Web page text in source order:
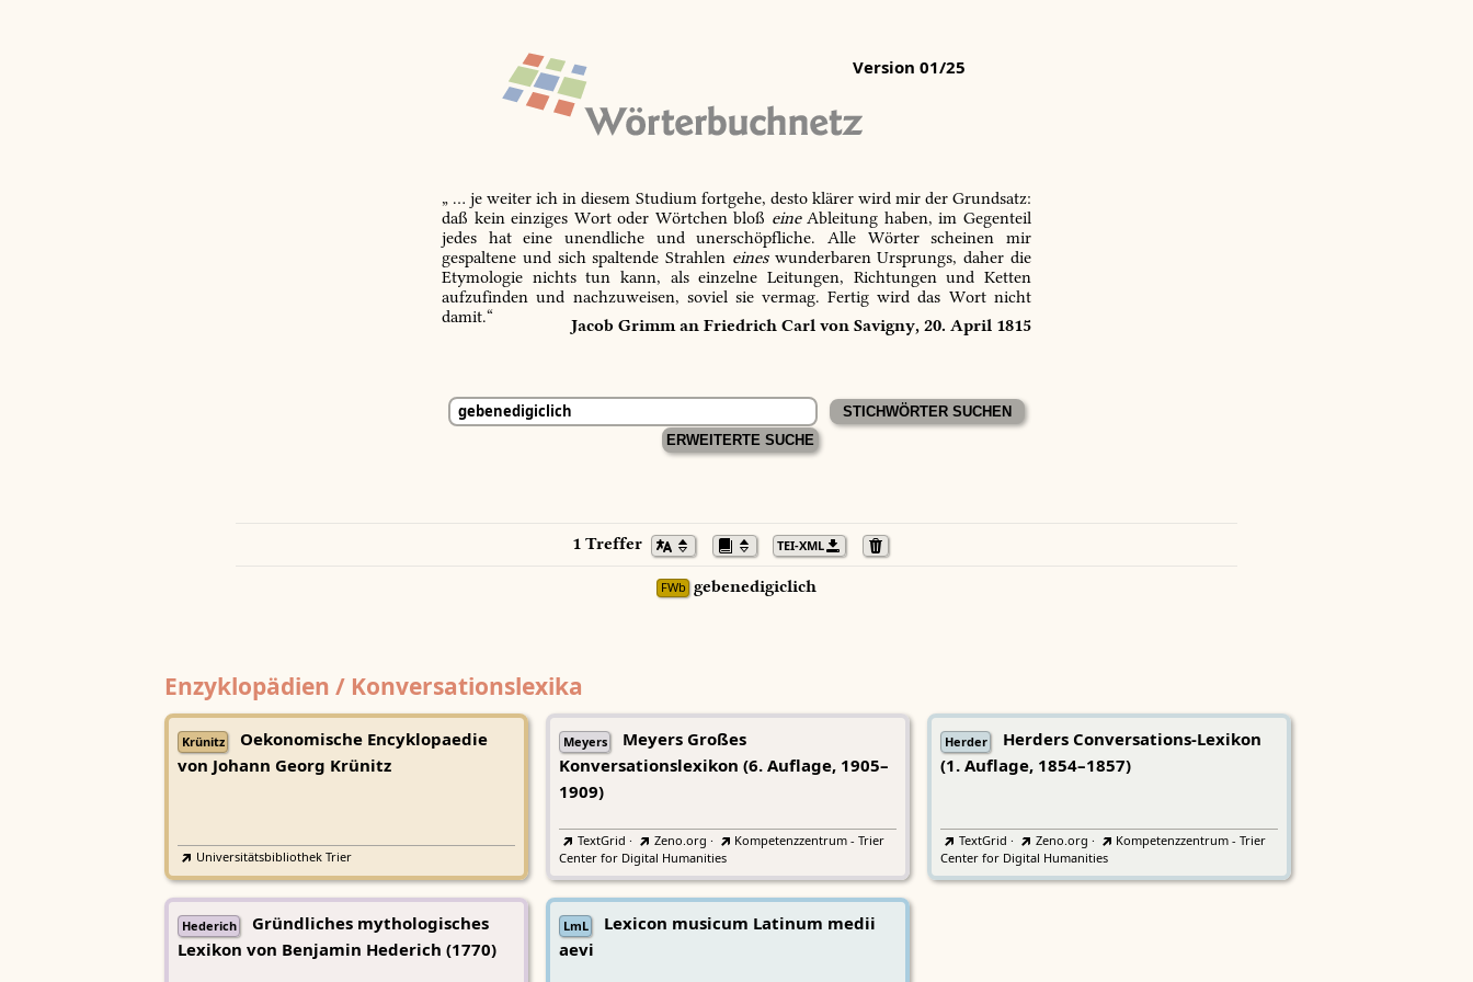
Version 01/25
„ … je weiter ich in diesem Studium fortgehe, desto klärer wird mir der Grundsatz:
daß kein einziges Wort oder Wörtchen bloß eineAbleitung haben, im Gegenteil
jedes hat eine unendliche und unerschöpfliche. Alle Wörter scheinen mir
gespaltene und sich spaltende Strahlen eineswunderbaren Ursprungs, daher die
Etymologie nichts tun kann, als einzelne Leitungen, Richtungen und Ketten
aufzufinden und nachzuweisen, soviel sie vermag. Fertig wird das Wort nicht
damit.“
Jacob Grimm an Friedrich Carl von Savigny, 20. April 1815
ERWEITERTE SUCHE
1 Treffer TEI-XML
FWb gebenedigiclich
Enzyklopädien / Konversationslexika
Krünitz
Oekonomische Encyklopaedie
von Johann Georg Krünitz
Universitätsbibliothek Trier
Meyers
Meyers Großes
Konversationslexikon (6. Auflage, 1905–
1909)
TextGrid · Zeno.org ·
Kompetenzzentrum - Trier
Center for Digital Humanities
Herder
Herders Conversations-Lexikon
(1. Auflage, 1854–1857)
TextGrid · Zeno.org ·
Kompetenzzentrum - Trier
Center for Digital Humanities
Hederich
Gründliches mythologisches
Lexikon von Benjamin Hederich (1770)
LmL
Lexicon musicum Latinum medii
aevi